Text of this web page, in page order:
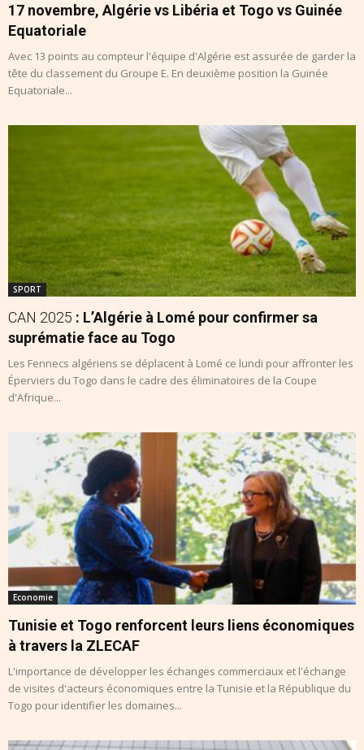
17 novembre, Algérie vs Libéria et Togo vs Guinée
Equatoriale
Avec 13 points au compteur l'équipe d'Algérie est assurée de garder la
tête du classement du Groupe E. En deuxième position la Guinée
Equatoriale...
SPORT
CAN 2025 : L’Algérie à Lomé pour confirmer sa
suprématie face au Togo
Les Fennecs algériens se déplacent à Lomé ce lundi pour affronter les
Éperviers du Togo dans le cadre des éliminatoires de la Coupe
d'Afrique...
Economie
Tunisie et Togo renforcent leurs liens économiques
à travers la ZLECAF
L'importance de développer les échanges commerciaux et l'échange
de visites d'acteurs économiques entre la Tunisie et la République du
Togo pour identifier les domaines...